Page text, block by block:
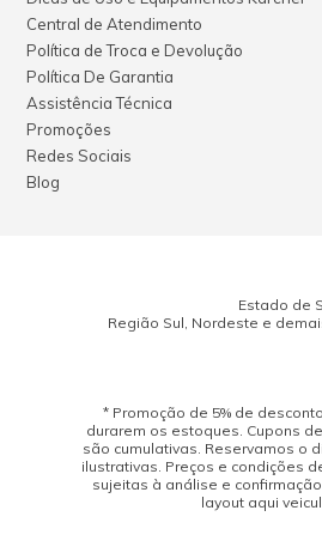
Central de Atendimento
Política de Troca e Devolução
Política De Garantia
Assistência Técnica
Promoções
Redes Sociais
Blog
Estado de
Região Sul, Nordeste e
* Promoção de 5% de
durarem os estoques. Cupons
são cumulativas. Reservamos o
ilustrativas. Preços e condições
sujeitas à análise e
layout aqui